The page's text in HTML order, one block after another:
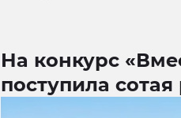
На конкурс
поступила